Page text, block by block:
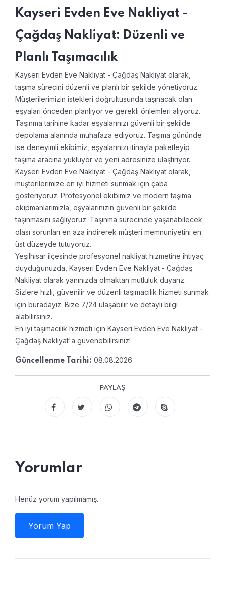
Kayseri Evden Eve Nakliyat -
Çağdaş Nakliyat: Düzenli ve
Planlı Taşımacılık
Kayseri Evden Eve Nakliyat - Çağdaş Nakliyat olarak,
taşıma sürecini düzenli ve planlı bir şekilde yönetiyoruz.
Müşterilerimizin istekleri doğrultusunda taşınacak olan
eşyaları önceden planlıyor ve gerekli önlemleri alıyoruz.
Taşınma tarihine kadar eşyalarınızı güvenli bir şekilde
depolama alanında muhafaza ediyoruz. Taşıma gününde
ise deneyimli ekibimiz, eşyalarınızı itinayla paketleyip
taşıma aracına yüklüyor ve yeni adresinize ulaştırıyor.
Kayseri Evden Eve Nakliyat - Çağdaş Nakliyat olarak,
müşterilerimize en iyi hizmeti sunmak için çaba
gösteriyoruz. Profesyonel ekibimiz ve modern taşıma
ekipmanlarımızla, eşyalarınızın güvenli bir şekilde
taşınmasını sağlıyoruz. Taşınma sürecinde yaşanabilecek
olası sorunları en aza indirerek müşteri memnuniyetini en
üst düzeyde tutuyoruz.
Yeşilhisar ilçesinde profesyonel nakliyat hizmetine ihtiyaç
duyduğunuzda, Kayseri Evden Eve Nakliyat - Çağdaş
Nakliyat olarak yanınızda olmaktan mutluluk duyarız.
Sizlere hızlı, güvenilir ve düzenli taşımacılık hizmeti sunmak
için buradayız. Bize 7/24 ulaşabilir ve detaylı bilgi
alabilirsiniz.
En iyi taşımacılık hizmeti için Kayseri Evden Eve Nakliyat -
Çağdaş Nakliyat'a güvenebilirsiniz!
Güncellenme Tarihi: 08.08.2026
PAYLAŞ
Yorumlar
Henüz yorum yapılmamış.
Yorum Yap